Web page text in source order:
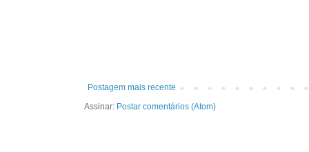
Postagem mais recente
Assinar: Postar comentários (Atom)